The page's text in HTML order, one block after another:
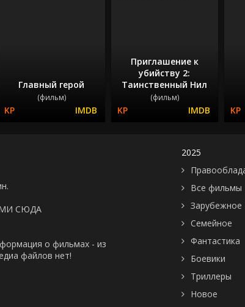
Главный герой
(фильм)
Приглашение к
убийству 2:
Таинственный Нил
(фильм)
СЮДА
о фильмах - из
файлов нет!
2025
Все фильмы
Зарубежное
Семейное
Фантастика
Боевики
Триллеры
Новое